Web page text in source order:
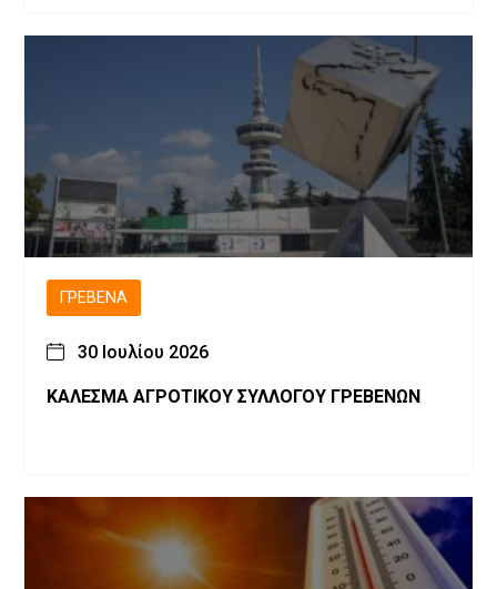
ΓΡΕΒΕΝΆ
30 Ιουλίου 2026
ΚΑΛΕΣΜΑ ΑΓΡΟΤΙΚΟΥ ΣΥΛΛΟΓΟΥ ΓΡΕΒΕΝΩΝ